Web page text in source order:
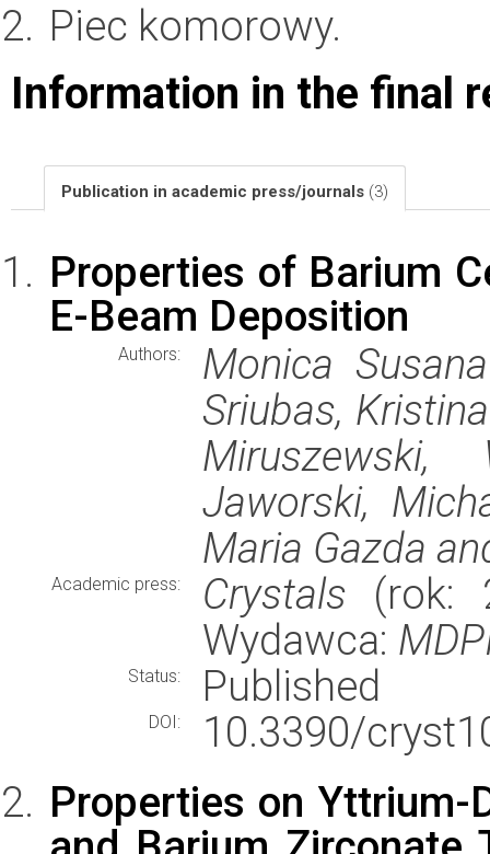
Piec komorowy.
Information in the final
Publication in academic press/journals (3)
Properties of Barium
E-Beam Deposition
Authors:
Monica
Sriubas,
Jaworski,
Maria Gazda
Academic press: Crystals (rok:
Wydawca:
Status: Published
DOI:
10.3390/
Properties on Yttrium-